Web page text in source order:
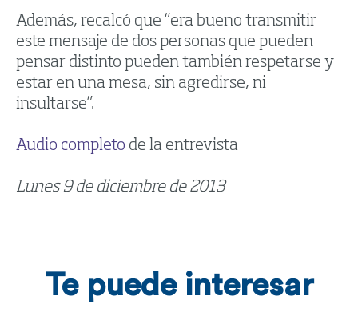
Además, recalcó que “era bueno transmitir
este mensaje de dos personas que pueden
pensar distinto pueden también respetarse y
estar en una mesa, sin agredirse, ni
insultarse”.
Audio completo de la entrevista
Lunes 9 de diciembre de 2013
Te puede interesar